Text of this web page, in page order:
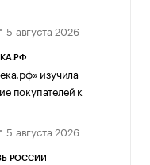
5 августа 2026
изучила
покупателей к
5 августа 2026
РОССИИ